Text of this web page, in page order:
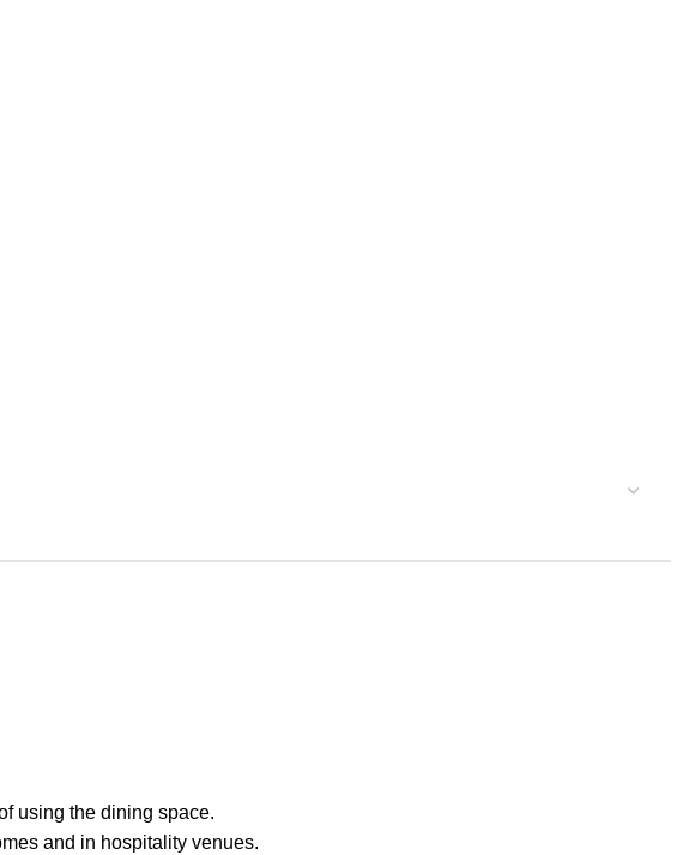
using the dining space.
and in hospitality venues.‎